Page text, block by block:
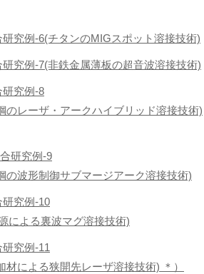
研究例-6(チタンのMIGスポット溶接技術)
研究例-7(非鉄金属薄板の超音波溶接技術)
研究例-8
のレーザ・アークハイブリッド溶接技術)
研究例-9
の波形制御サブマージアーク溶接技術)
研究例-10
による裏波マグ溶接技術)
究例-11
材による狭開先レーザ溶接技術) ＊）